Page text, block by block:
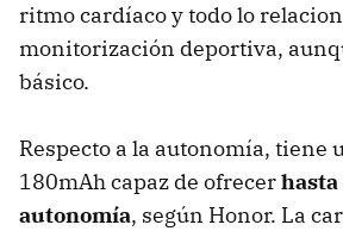
ritmo cardíaco y todo lo
monitorización deportiva,
básico.
Respecto a la autonomía, tiene
180mAh capaz de ofrecerhasta
autonomía, según Honor. La